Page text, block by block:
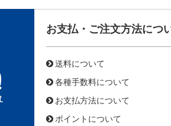
お支払・ご注文方法につ
送料について
各種手数料について
お支払方法について
ポイントについて